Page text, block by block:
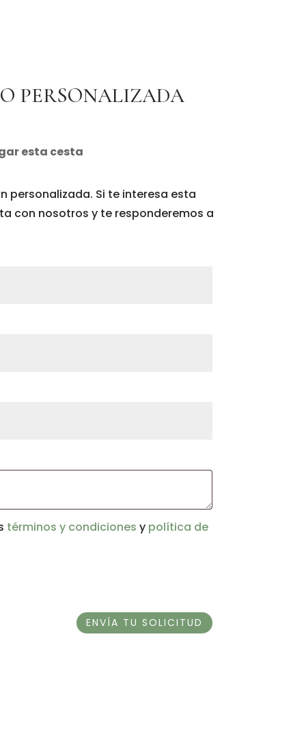
PERSONALIZADA
esta cesta
personalizada. Si te interesa esta
con nosotros y te responderemos a
términos y condiciones y política de